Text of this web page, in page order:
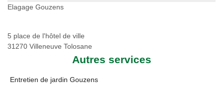
Elagage Gouzens
5 place de l'hôtel de ville
31270 Villeneuve Tolosane
Autres services
Entretien de jardin Gouzens